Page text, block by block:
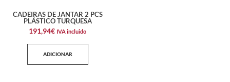
CADEIRAS DE JANTAR 2 PCS
PLÁSTICO TURQUESA
191,94€ IVA incluido
ADICIONAR